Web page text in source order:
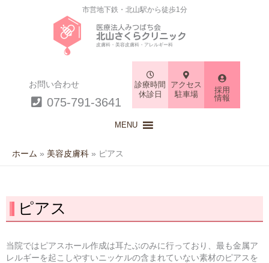
市営地下鉄・北山駅から徒歩1分
医療法人みつばち会
北山さくらクリニック
皮膚科・美容皮膚科・アレルギー科
お問い合わせ
075-791-3641
診療時間
休診日
アクセス
駐車場
採用
情報
MENU
ホーム 美容皮膚科 ピアス
ピアス
当院ではピアスホール作成は耳たぶのみに行っており、最も金属ア
レルギーを起こしやすいニッケルの含まれていない素材のピアスを